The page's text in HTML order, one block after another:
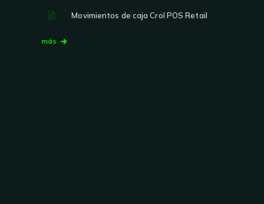
Movimientos de caja Crol POS Retail
más